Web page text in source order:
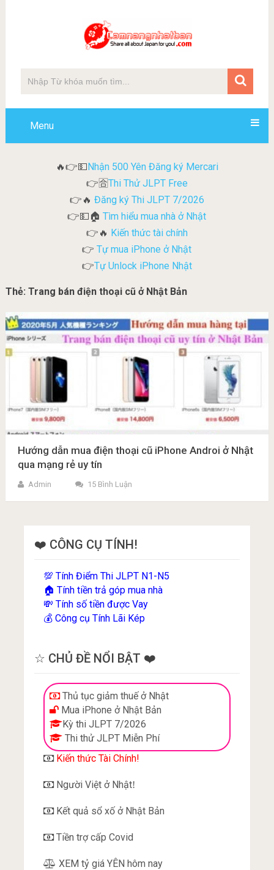
Menu
🔥👉💵Nhận 500 Yên Đăng ký Mercari
👉🈴Thi Thử JLPT Free
👉🔥 Đăng ký Thi JLPT 7/2026
👉💵🏠Tìm hiểu mua nhà ở Nhật
👉🔥 Kiến thức tài chính
👉 Tự mua iPhone ở Nhật
👉Tự Unlock iPhone Nhật
Thẻ: Trang bán điện thoại cũ ở Nhật Bản
Hướng dẫn mua điện thoại cũ iPhone Androi ở Nhật
qua mạng rẻ uy tín
Admin 15 Bình Luận
❤️ CÔNG CỤ TÍNH!
💯Tính Điểm Thi JLPT N1-N5
🏠Tính tiền trả góp mua nhà
💸Tính số tiền được Vay
💰Công cụ Tính Lãi Kép
☆ CHỦ ĐỀ NỔI BẬT ❤️
Thủ tục giảm thuế ở Nhật
Mua iPhone ở Nhật Bản
Kỳ thi JLPT 7/2026
Thi thử JLPT Miễn Phí
Kiến thức Tài Chính!
Người Việt ở Nhật!
Kết quả sổ xố ở Nhật Bản
Tiền trợ cấp Covid
XEM tỷ giá YÊN hôm nay